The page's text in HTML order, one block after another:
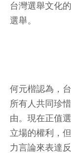
台灣選舉文化
選舉。
何元楷認為，
所有人共同珍
由。現在正值
立場的權利，
力言論來表達反